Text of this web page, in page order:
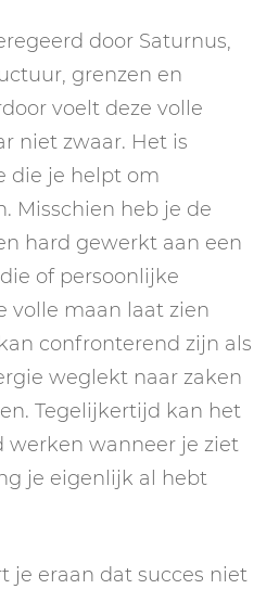
door Saturnus,
grenzen en
voelt deze volle
niet zwaar. Het is
die je helpt om
Misschien heb je de
hard gewerkt aan een
of persoonlijke
volle maan laat zien
confronterend zijn als
weglekt naar zaken
Tegelijkertijd kan het
werken wanneer je ziet
je eigenlijk al hebt
je eraan dat succes niet